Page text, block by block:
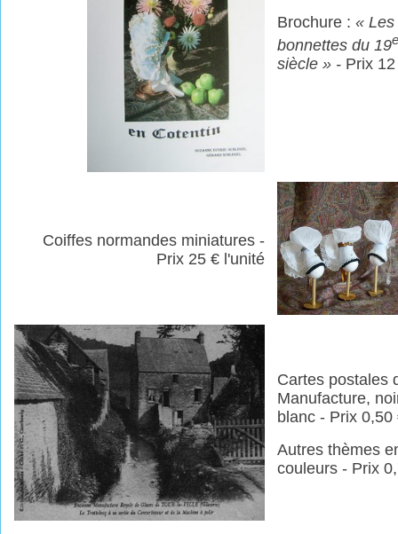
Brochure :« Les
bonnettes du 19
siècle » - Prix
Coiffes normandes miniatures -
Prix 25 € l'unité
Cartes postales
Manufacture,
blanc - Prix 0,50
Autres thèmes
couleurs - Prix